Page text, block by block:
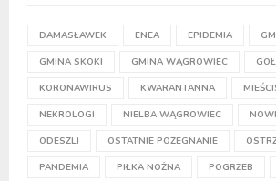
DAMASŁAWEK ENEA EPIDEMIA
GMINA SKOKI GMINA WĄGROWIEC
KORONAWIRUS KWARANTANNA
NEKROLOGI NIELBA WĄGROWIEC
ODESZLI OSTATNIE POŻEGNANIE
PANDEMIA PIŁKA NOŻNA POGRZEB